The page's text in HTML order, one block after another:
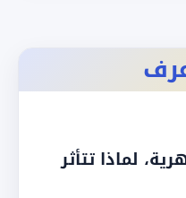
لماذا تتأثر